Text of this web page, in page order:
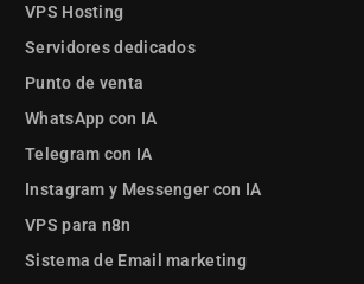
VPS Hosting
Servidores dedicados
Punto de venta
WhatsApp con IA
Telegram con IA
Instagram y Messenger con IA
VPS para n8n
Sistema de Email marketing